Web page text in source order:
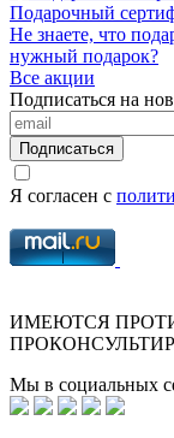
Подарочный
Не знаете, что
нужный подарок?
Все акции
Подписаться на
Подписаться
Я согласен с
ИМЕЮТСЯ
Мы в социальных